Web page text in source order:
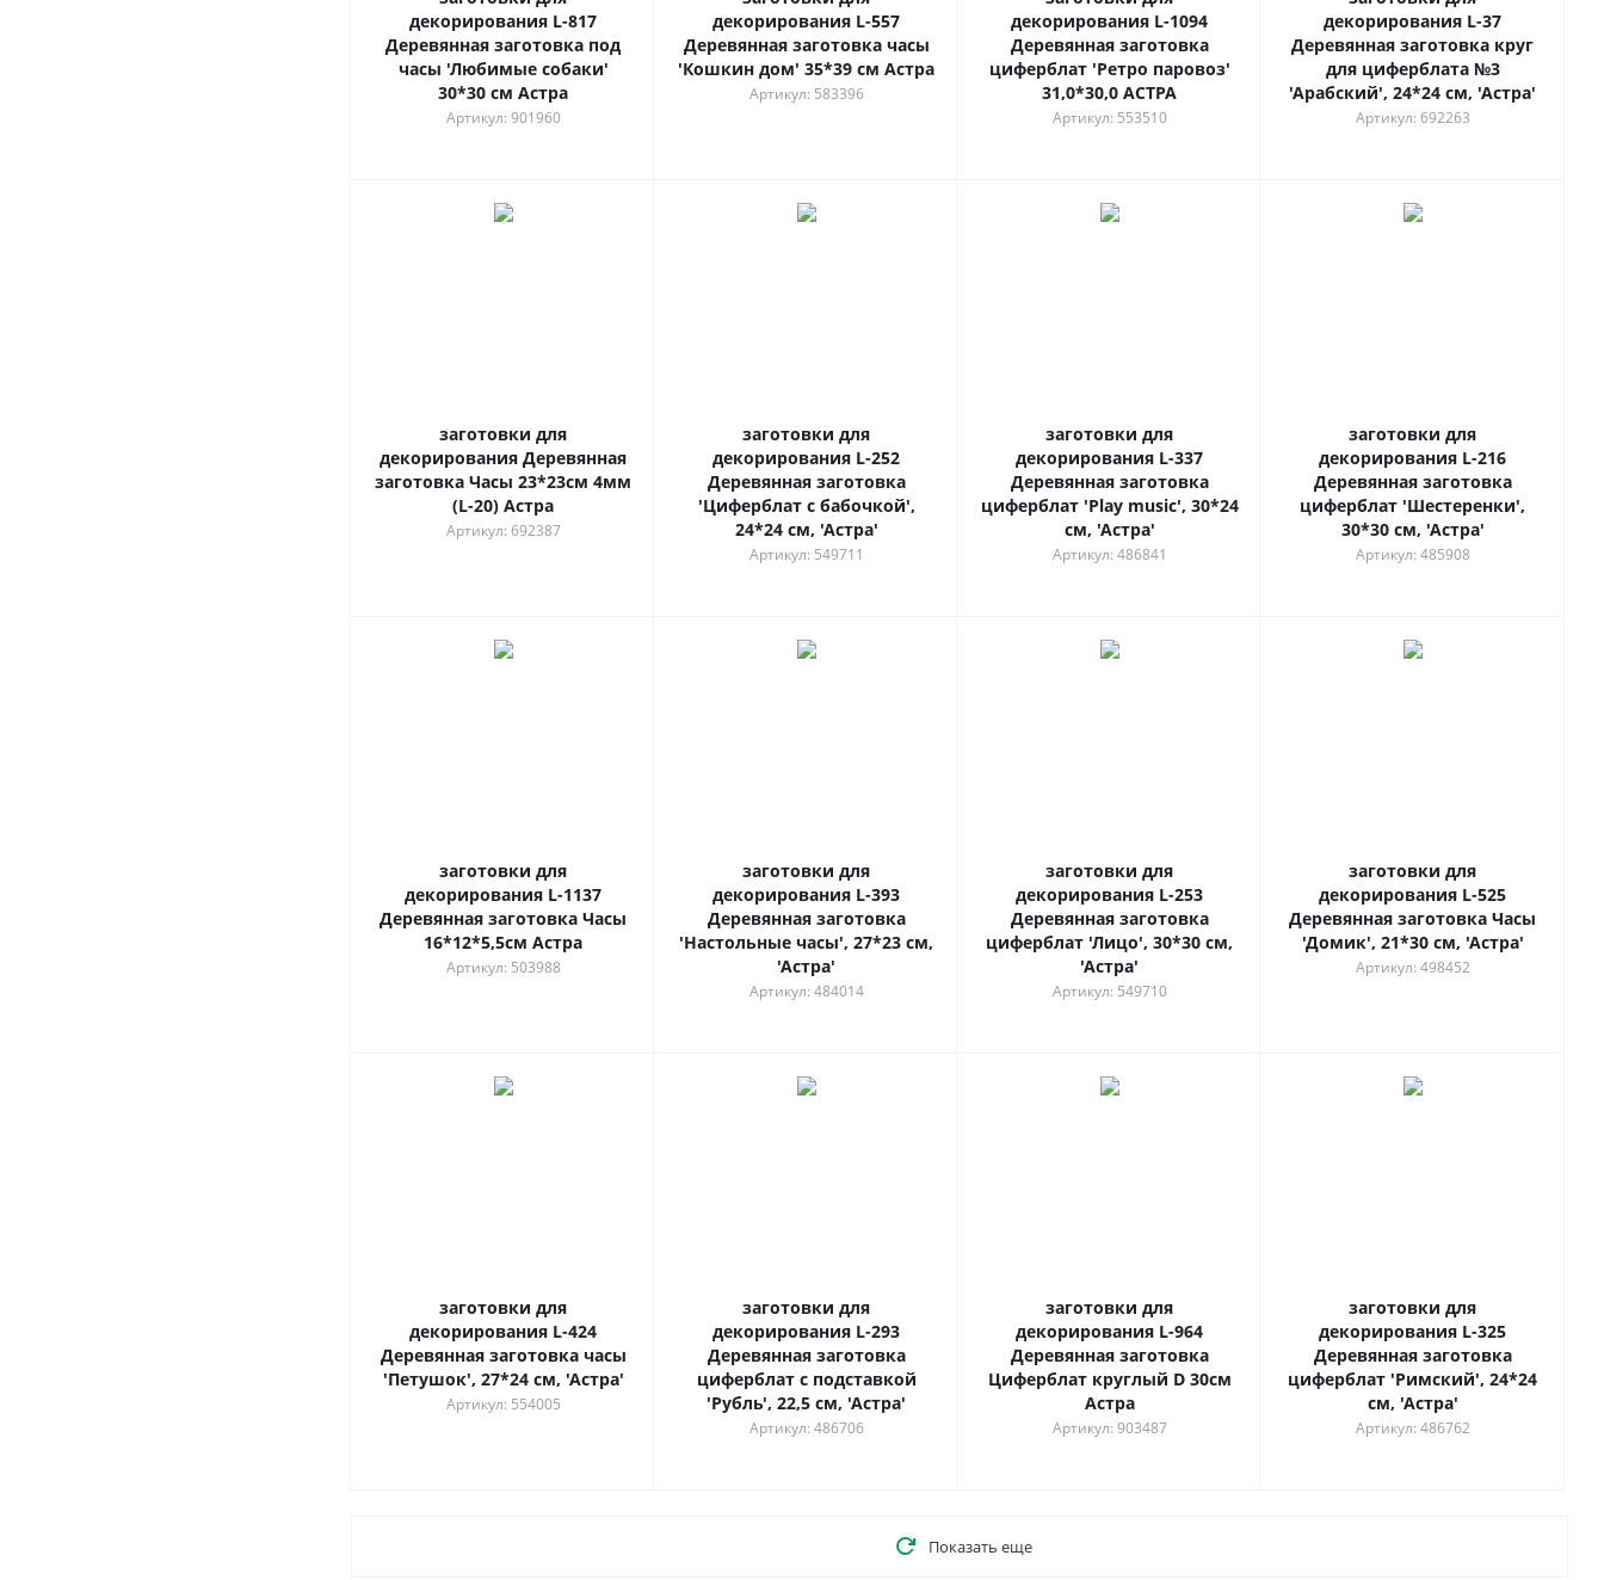
декорирования L-817
Деревянная заготовка под
часы 'Любимые собаки'
30*30 см Астра
Артикул: 901960
декорирования L-557
Деревянная заготовка часы
'Кошкин дом' 35*39 см Астра
Артикул: 583396
декорирования L-1094
Деревянная заготовка
циферблат 'Ретро паровоз'
31,0*30,0 АСТРА
Артикул: 553510
декорирования L-37
Деревянная заготовка круг
для циферблата №3
'Арабский', 24*24 см, 'Астра'
Артикул: 692263
заготовки для
декорирования Деревянная
заготовка Часы 23*23см 4мм
(L-20) Астра
Артикул: 692387
заготовки для
декорирования L-252
Деревянная заготовка
'Циферблат с бабочкой',
24*24 см, 'Астра'
Артикул: 549711
заготовки для
декорирования L-337
Деревянная заготовка
циферблат 'Play music', 30*24
см, 'Астра'
Артикул: 486841
заготовки для
декорирования L-216
Деревянная заготовка
циферблат 'Шестеренки',
30*30 см, 'Астра'
Артикул: 485908
заготовки для
декорирования L-1137
Деревянная заготовка Часы
16*12*5,5см Астра
Артикул: 503988
заготовки для
декорирования L-393
Деревянная заготовка
'Настольные часы', 27*23 см,
'Астра'
Артикул: 484014
заготовки для
декорирования L-253
Деревянная заготовка
циферблат 'Лицо', 30*30 см,
'Астра'
Артикул: 549710
заготовки для
декорирования L-525
Деревянная заготовка Часы
'Домик', 21*30 см, 'Астра'
Артикул: 498452
заготовки для
декорирования L-424
Деревянная заготовка часы
'Петушок', 27*24 см, 'Астра'
Артикул: 554005
заготовки для
декорирования L-293
Деревянная заготовка
циферблат с подставкой
'Рубль', 22,5 см, 'Астра'
Артикул: 486706
заготовки для
декорирования L-964
Деревянная заготовка
Циферблат круглый D 30см
Астра
Артикул: 903487
заготовки для
декорирования L-325
Деревянная заготовка
циферблат 'Римский', 24*24
см, 'Астра'
Артикул: 486762
Показать еще